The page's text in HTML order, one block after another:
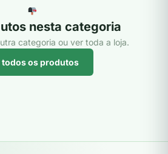
nesta categoria
categoria ou ver toda a loja.
todos os produtos